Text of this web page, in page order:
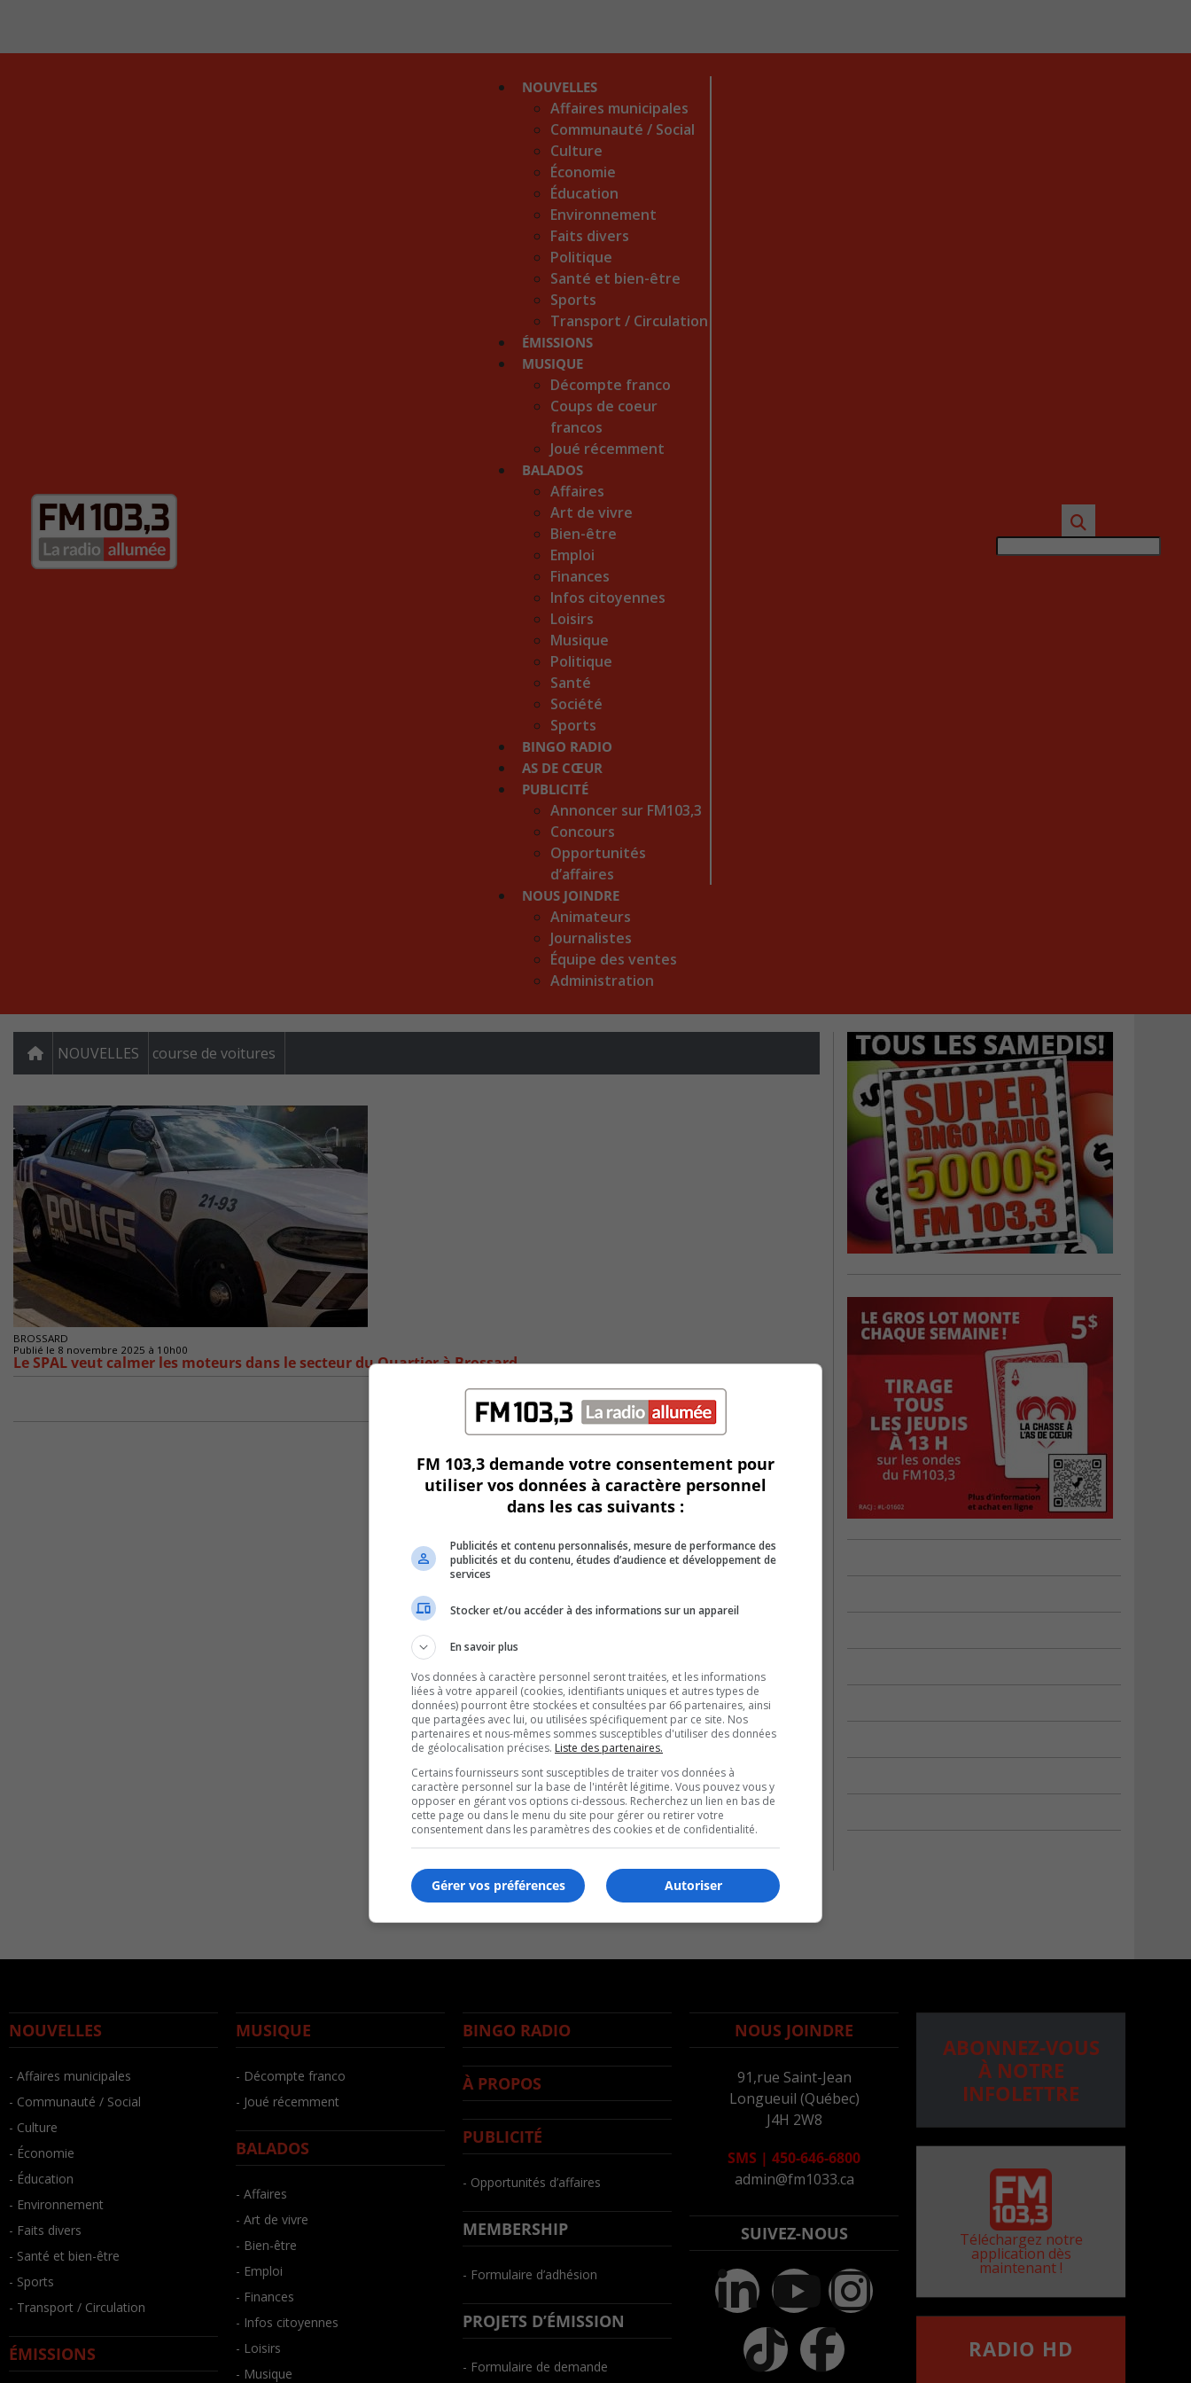
NOUVELLES
Affaires municipales
Communauté / Social
Culture
Économie
Éducation
Environnement
Faits divers
Politique
Santé et bien-être
Sports
Transport / Circulation
ÉMISSIONS
MUSIQUE
Décompte franco
Coups de coeur
francos
Joué récemment
BALADOS
Affaires
Art de vivre
Bien-être
Emploi
Finances
Infos citoyennes
Loisirs
Musique
Politique
Santé
Société
Sports
BINGO RADIO
AS DE CŒUR
PUBLICITÉ
Annoncer sur FM103,3
Concours
Opportunités
d’affaires
NOUS JOINDRE
Animateurs
Journalistes
Équipe des ventes
Administration
NOUVELLES course de voitures
BROSSARD
Publié le 8 novembre 2025 à 10h00
Le SPAL veut calmer les moteurs dans le secteur du Quartier à Brossard
NOUVELLES
- Affaires municipales
- Communauté / Social
- Culture
- Économie
- Éducation
- Environnement
- Faits divers
- Santé et bien-être
- Sports
- Transport / Circulation
ÉMISSIONS
MUSIQUE
- Décompte franco
- Joué récemment
BALADOS
- Affaires
- Art de vivre
- Bien-être
- Emploi
- Finances
- Infos citoyennes
- Loisirs
- Musique
BINGO RADIO
À PROPOS
PUBLICITÉ
- Opportunités d’affaires
MEMBERSHIP
- Formulaire d’adhésion
PROJETS D’ÉMISSION
- Formulaire de demande
NOUS JOINDRE
91,rue Saint-Jean
Longueuil (Québec)
J4H 2W8
SMS | 450-646-6800
admin@fm1033.ca
SUIVEZ-NOUS
ABONNEZ-VOUS
À NOTRE
INFOLETTRE
Téléchargez notre
application dès
maintenant !
RADIO HD
FM 103,3 demande votre consentement pour
utiliser vos données à caractère personnel
dans les cas suivants :
Publicités et contenu personnalisés, mesure de performance des
publicités et du contenu, études d’audience et développement de
services
Stocker et/ou accéder à des informations sur un appareil
En savoir plus
Vos données à caractère personnel seront traitées, et les informations
liées à votre appareil (cookies, identifiants uniques et autres types de
données) pourront être stockées et consultées par 66 partenaires, ainsi
que partagées avec lui, ou utilisées spécifiquement par ce site. Nos
partenaires et nous-mêmes sommes susceptibles d'utiliser des données
de géolocalisation précises. Liste des partenaires.
Certains fournisseurs sont susceptibles de traiter vos données à
caractère personnel sur la base de l'intérêt légitime. Vous pouvez vous y
opposer en gérant vos options ci-dessous. Recherchez un lien en bas de
cette page ou dans le menu du site pour gérer ou retirer votre
consentement dans les paramètres des cookies et de confidentialité.
Autoriser
Gérer vos préférences